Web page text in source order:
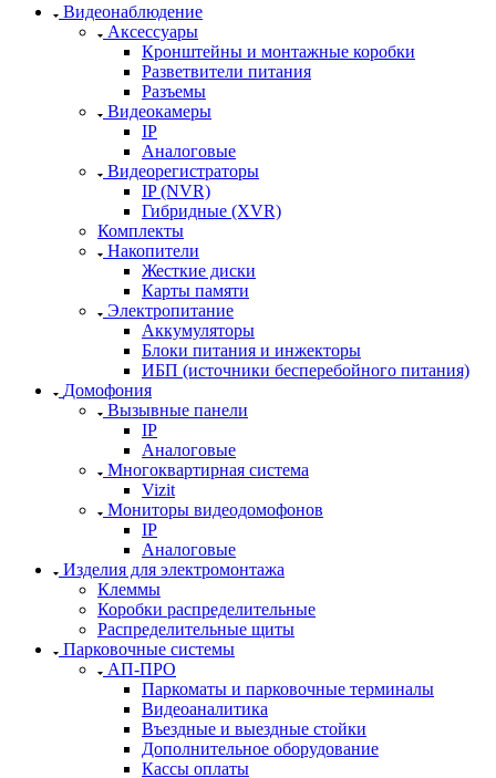
Видеонаблюдение
Аксессуары
Кронштейны и монтажные коробки
Разветвители питания
Разъемы
Видеокамеры
IP
Аналоговые
Видеорегистраторы
IP (NVR)
Гибридные (XVR)
Комплекты
Накопители
Жесткие диски
Карты памяти
Электропитание
Аккумуляторы
Блоки питания и инжекторы
ИБП (источники бесперебойного питания)
Домофония
Вызывные панели
IP
Аналоговые
Многоквартирная система
Vizit
Мониторы видеодомофонов
IP
Аналоговые
Изделия для электромонтажа
Клеммы
Коробки распределительные
Распределительные щиты
Парковочные системы
АП-ПРО
Паркоматы и парковочные терминалы
Видеоаналитика
Въездные и выездные стойки
Дополнительное оборудование
Кассы оплаты